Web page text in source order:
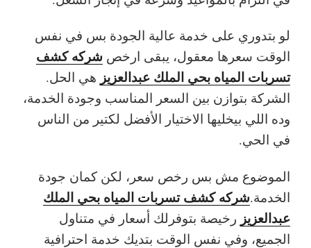
لو بتدوري على خدمة عالية الجودة بس في نفس
الوقت سعرها معقول، يبقى ارخص شركه كشف
تسربات المياه بحي الملك عبدالعزيز هي الحل.
الشركة بتوازن بين السعر المناسب وجودة الخدمة،
وده اللي بيخليها الاختيار الأفضل لكتير من الناس
في الحي.
الموضوع مش بس رخص سعر، لكن كمان جودة
الخدمة.شركه كشف تسربات المياه بحي الملك
عبدالعزيز رخيصة بتوفرلك أسعار في متناول
الجميع، وفي نفس الوقت بتديك خدمة احترافية